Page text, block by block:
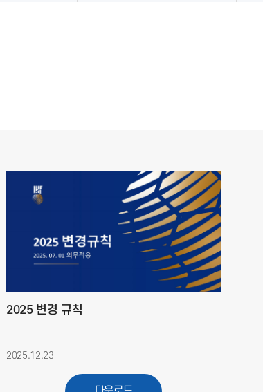
2025 변경 규칙
2025.12.23